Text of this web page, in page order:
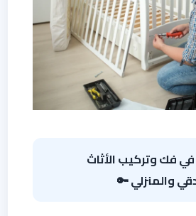
في فك وتركيب الأثاث
والمنزلي 🔑